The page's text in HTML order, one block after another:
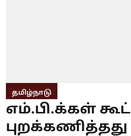
தமிழ்நாடு
எம்.பி.க்கள்